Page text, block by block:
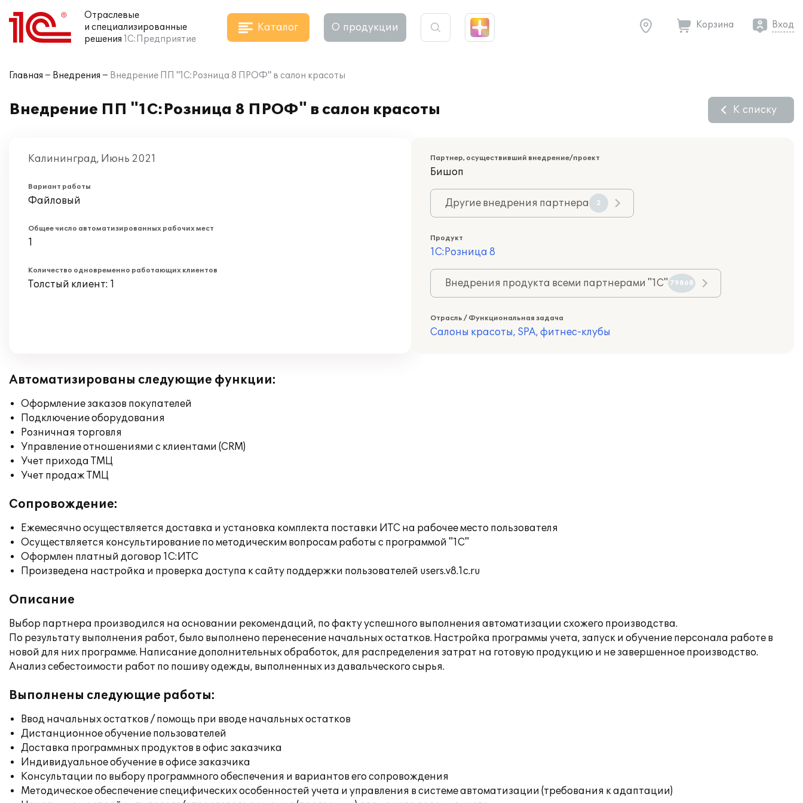
Отраслевые
и специализированные
решения 1С:Предприятие
Каталог О продукции Корзина Вход
Главная Внедрения Внедрение ПП "1С:Розница 8 ПРОФ" в салон красоты
Внедрение ПП "1С:Розница 8 ПРОФ" в салон красоты К списку
Калининград, Июнь 2021
Вариант работы
Файловый
Общее число автоматизированных рабочих мест
1
Количество одновременно работающих клиентов
Толстый клиент: 1
Партнер, осуществивший внедрение/проект
Бишоп
Другие внедрения партнера 2
Продукт
1С:Розница 8
Внедрения продукта всеми партнерами "1С" 79868
Отрасль / Функциональная задача
Салоны красоты, SPA, фитнес-клубы
Автоматизированы следующие функции:
Оформление заказов покупателей
Подключение оборудования
Розничная торговля
Управление отношениями с клиентами (CRM)
Учет прихода ТМЦ
Учет продаж ТМЦ
Сопровождение:
Ежемесячно осуществляется доставка и установка комплекта поставки ИТС на рабочее место пользователя
Осуществляется консультирование по методическим вопросам работы с программой "1С"
Оформлен платный договор 1С:ИТС
Произведена настройка и проверка доступа к сайту поддержки пользователей users.v8.1c.ru
Описание
Выбор партнера производился на основании рекомендаций, по факту успешного выполнения автоматизации схожего производства.
По результату выполнения работ, было выполнено перенесение начальных остатков. Настройка программы учета, запуск и обучение персонала работе в
новой для них программе. Написание дополнительных обработок, для распределения затрат на готовую продукцию и не завершенное производство.
Анализ себестоимости работ по пошиву одежды, выполненных из давальческого сырья.
Выполнены следующие работы:
Ввод начальных остатков / помощь при вводе начальных остатков
Дистанционное обучение пользователей
Доставка программных продуктов в офис заказчика
Индивидуальное обучение в офисе заказчика
Консультации по выбору программного обеспечения и вариантов его сопровождения
Методическое обеспечение специфических особенностей учета и управления в системе автоматизации (требования к адаптации)